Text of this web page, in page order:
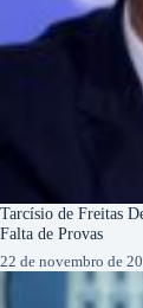
Tarcísio de Freitas
Falta de Provas
22 de novembro de